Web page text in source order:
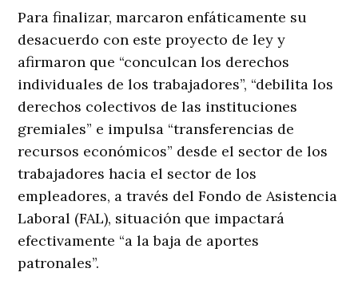
Para finalizar, marcaron enfáticamente su
desacuerdo con este proyecto de ley y
afirmaron que “conculcan los derechos
individuales de los trabajadores”, “debilita los
derechos colectivos de las instituciones
gremiales” e impulsa “transferencias de
recursos económicos” desde el sector de los
trabajadores hacia el sector de los
empleadores, a través del Fondo de Asistencia
Laboral (FAL), situación que impactará
efectivamente “a la baja de aportes
patronales”.